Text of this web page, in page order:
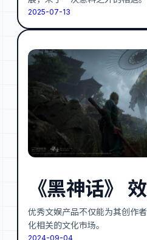
2025-07-13
《黑神话》
优秀文娱产品不仅能为其创作
化相关的文化市场。
2024-09-04